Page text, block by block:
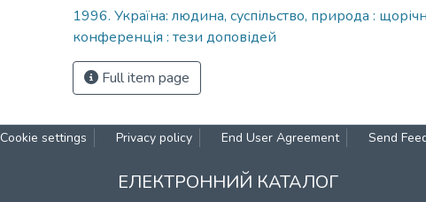
1996. Україна: людина, суспільство, природа :
конференція : тези доповідей
Full item page
Cookie settings Privacy policy End User Agreement Send
ЕЛЕКТРОННИЙ КАТАЛОГ